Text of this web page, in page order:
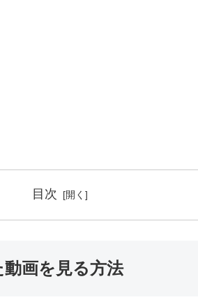
目次
画を見る方法